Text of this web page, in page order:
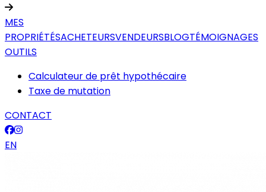
MES
PROPRIÉTÉSACHETEURSVENDEURSBLOGTÉMOIGNAGES
OUTILS
Calculateur de prêt hypothécaire
Taxe de mutation
CONTACT
EN